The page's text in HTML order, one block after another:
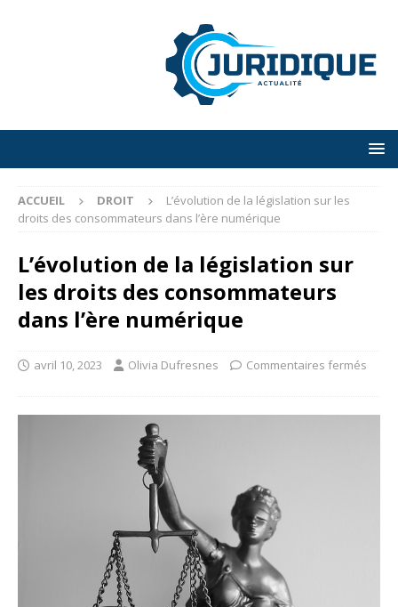
ACCUEIL DROIT
L’évolution de la législation sur les
droits des consommateurs dans l’ère numérique
L’évolution de la législation sur
les droits des consommateurs
dans l’ère numérique
avril 10, 2023 Olivia Dufresnes Commentaires fermés